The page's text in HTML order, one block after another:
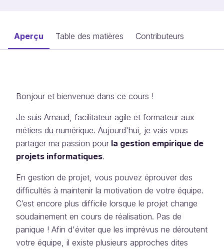
Aperçu Table des matières Contributeurs
Bonjour et bienvenue dans ce cours !
Je suis Arnaud, facilitateur agile et formateur aux
métiers du numérique. Aujourd'hui, je vais vous
partager ma passion pour la gestion empirique de
projets informatiques.
En gestion de projet, vous pouvez éprouver des
difficultés à maintenir la motivation de votre équipe.
C’est encore plus difficile lorsque le projet change
soudainement en cours de réalisation. Pas de
panique ! Afin d'éviter que les imprévus ne déroutent
votre équipe, il existe plusieurs approches dites